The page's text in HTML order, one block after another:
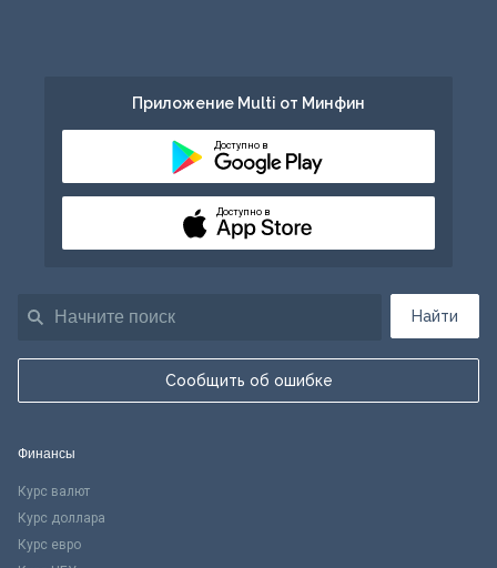
Найти
Сообщить об ошибке
Приложение Multi от Минфин
Доступно в
Доступно в
Финансы
Курс валют
Курс доллара
Курс евро